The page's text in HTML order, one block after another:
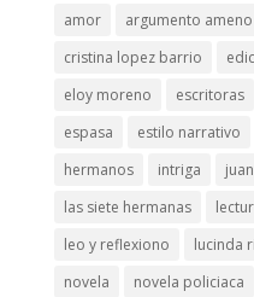
amor
argumento ameno
cristina lopez barrio
eloy moreno
escritoras
espasa
estilo narrativo
hermanos
intriga
las siete hermanas
leo y reflexiono
lucinda
novela
novela policiaca